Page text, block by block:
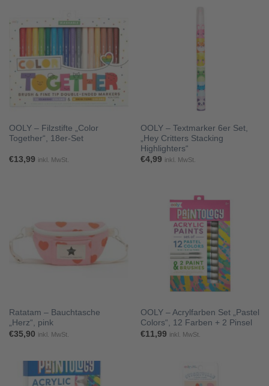
OOLY – Filzstifte „Color
Together“, 18er-Set
€13,99 inkl. MwSt.
OOLY – Textmarker 6er Set,
„Hey Critters Stacking
Highlighters“
€4,99 inkl. MwSt.
Ratatam – Bauchtasche
„Herz“, pink
€35,90 inkl. MwSt.
OOLY – Acrylfarben Set „Pastel
Colors“, 12 Farben + 2 Pinsel
€11,99 inkl. MwSt.